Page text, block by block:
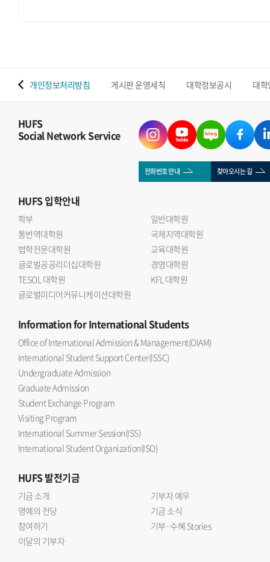
개인정보처리방침 게시판 운영세칙 대학정보공시 대
HUFS
Social Network Service
전화번호 안내 찾아오시는 길
HUFS입학안내
학부
일반대학원
통번역대학원
국제지역대학원
법학전문대학원
교육대학원
글로벌공공리더십대학원
경영대학원
TESOL 대학원
KFL 대학원
글로벌미디어커뮤니케이션대학원
Informationfor International Students
Office of International Admission & Management(OIAM)
International Student Support Center(ISSC)
Undergraduate Admission
Graduate Admission
Student Exchange Program
Visiting Program
International Summer Session(ISS)
International Student Organization(ISO)
HUFS발전기금
기금 소개
기부자 예우
명예의 전당
기금 소식
참여하기
기부·수혜 Stories
이달의 기부자